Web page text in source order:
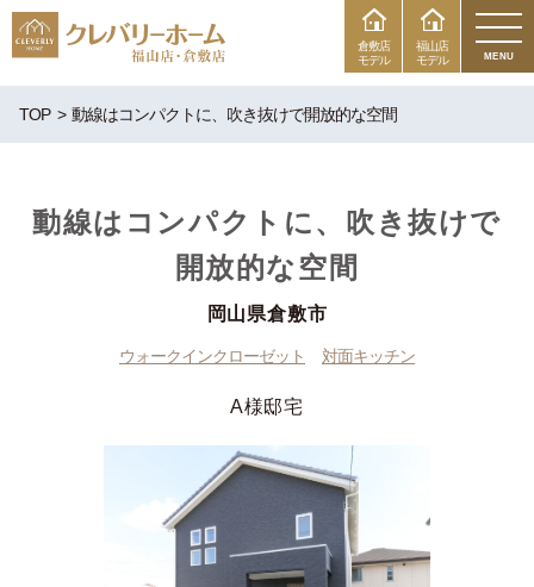
福山店
モデル
倉敷店
モデル
MENU
TOP 動線はコンパクトに、吹き抜けで開放的な空間
動線はコンパクトに、吹き抜けで
開放的な空間
岡山県倉敷市
ウォークインクローゼット 対面キッチン
A様邸宅